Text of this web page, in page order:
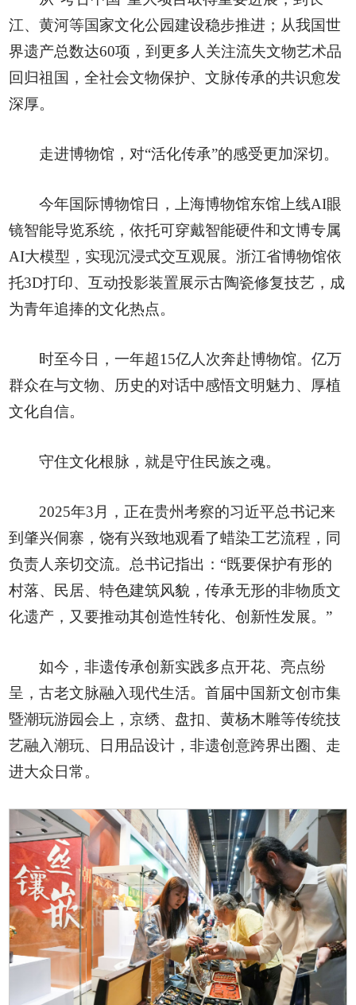
江、黄河等国家文化公园建设稳步推进；从我国世
界遗产总数达60项，到更多人关注流失文物艺术品
回归祖国，全社会文物保护、文脉传承的共识愈发
深厚。
走进博物馆，对“活化传承”的感受更加深切。
今年国际博物馆日，上海博物馆东馆上线AI眼
镜智能导览系统，依托可穿戴智能硬件和文博专属
AI大模型，实现沉浸式交互观展。浙江省博物馆依
托3D打印、互动投影装置展示古陶瓷修复技艺，成
为青年追捧的文化热点。
时至今日，一年超15亿人次奔赴博物馆。亿万
群众在与文物、历史的对话中感悟文明魅力、厚植
文化自信。
守住文化根脉，就是守住民族之魂。
2025年3月，正在贵州考察的习近平总书记来
到肇兴侗寨，饶有兴致地观看了蜡染工艺流程，同
负责人亲切交流。总书记指出：“既要保护有形的
村落、民居、特色建筑风貌，传承无形的非物质文
化遗产，又要推动其创造性转化、创新性发展。”
如今，非遗传承创新实践多点开花、亮点纷
呈，古老文脉融入现代生活。首届中国新文创市集
暨潮玩游园会上，京绣、盘扣、黄杨木雕等传统技
艺融入潮玩、日用品设计，非遗创意跨界出圈、走
进大众日常。